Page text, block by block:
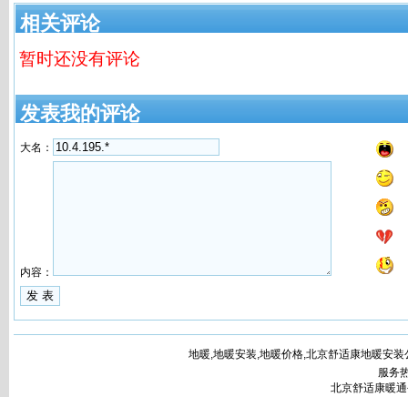
相关评论
暂时还没有评论
发表我的评论
大名：
内容：
地暖,地暖安装,地暖价格,北京舒适康地暖安
服务
北京舒适康暖